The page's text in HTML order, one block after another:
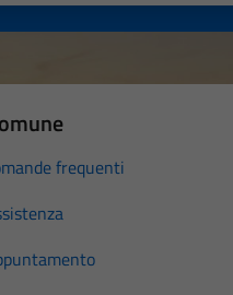
frequenti